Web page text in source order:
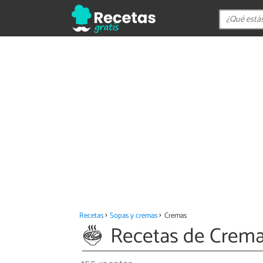
Recetas Sopas y cremas Cremas
Recetas de